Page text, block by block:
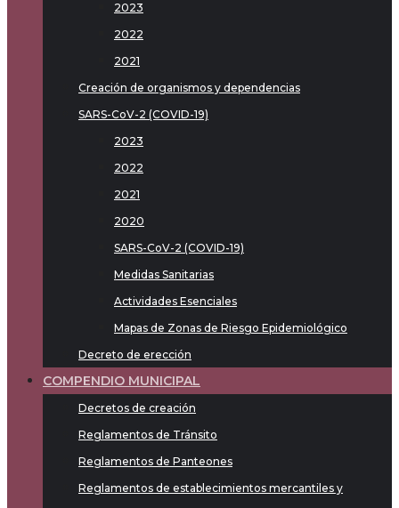
2023
2022
2021
Creación de organismos y dependencias
SARS-CoV-2 (COVID-19)
2023
2022
2021
2020
SARS-CoV-2 (COVID-19)
Medidas Sanitarias
Actividades Esenciales
Mapas de Zonas de Riesgo Epidemiológico
Decreto de erección
COMPENDIO MUNICIPAL
Decretos de creación
Reglamentos de Tránsito
Reglamentos de Panteones
Reglamentos de establecimientos mercantiles y